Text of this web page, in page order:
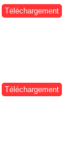
Téléchargement
Téléchargement